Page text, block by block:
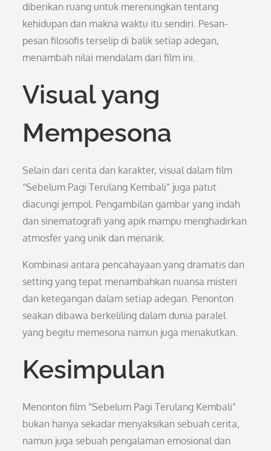
diberikan ruang untuk merenungkan tentang
kehidupan dan makna waktu itu sendiri. Pesan-
pesan filosofis terselip di balik setiap adegan,
menambah nilai mendalam dari film ini.
Visual yang
Mempesona
Selain dari cerita dan karakter, visual dalam film
“Sebelum Pagi Terulang Kembali” juga patut
diacungi jempol. Pengambilan gambar yang indah
dan sinematografi yang apik mampu menghadirkan
atmosfer yang unik dan menarik.
Kombinasi antara pencahayaan yang dramatis dan
setting yang tepat menambahkan nuansa misteri
dan ketegangan dalam setiap adegan. Penonton
seakan dibawa berkeliling dalam dunia paralel
yang begitu memesona namun juga menakutkan.
Kesimpulan
Menonton film “Sebelum Pagi Terulang Kembali”
bukan hanya sekadar menyaksikan sebuah cerita,
namun juga sebuah pengalaman emosional dan